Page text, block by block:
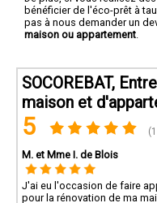
bénéficier de l'éco-prêt à
pas à nous demander un
maison ou appartement
SOCOREBAT,
maison et
5
M. et Mme I. de Blois
J'ai eu l'occasion de faire
pour la rénovation de ma